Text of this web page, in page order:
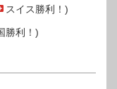
スイス勝利！)
勝利！)